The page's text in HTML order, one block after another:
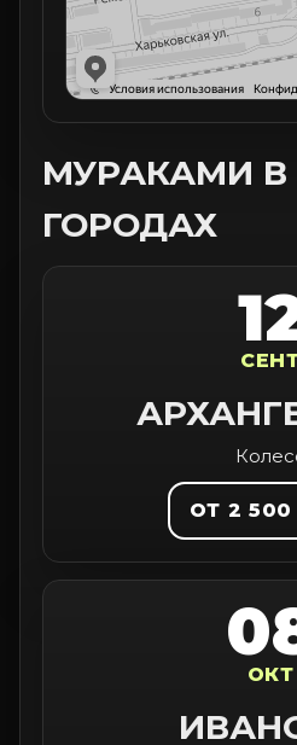
МУРАКАМИ В
ГОРОДАХ
ОТ 2 500
ОКТ